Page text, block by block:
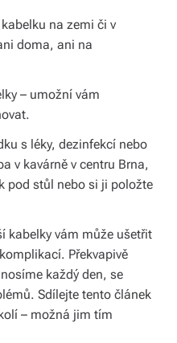
na zemi či v
doma, ani na
– umožní vám
s léky, dezinfekcí nebo
v kavárně v centru Brna,
pod stůl nebo si ji položte
kabelky vám může ušetřit
Překvapivě
každý den, se
Sdílejte tento článek
– možná jim tím